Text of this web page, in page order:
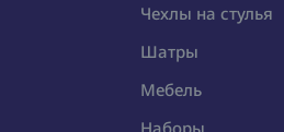
Чехлы на стулья
Шатры
Мебель
Наборы